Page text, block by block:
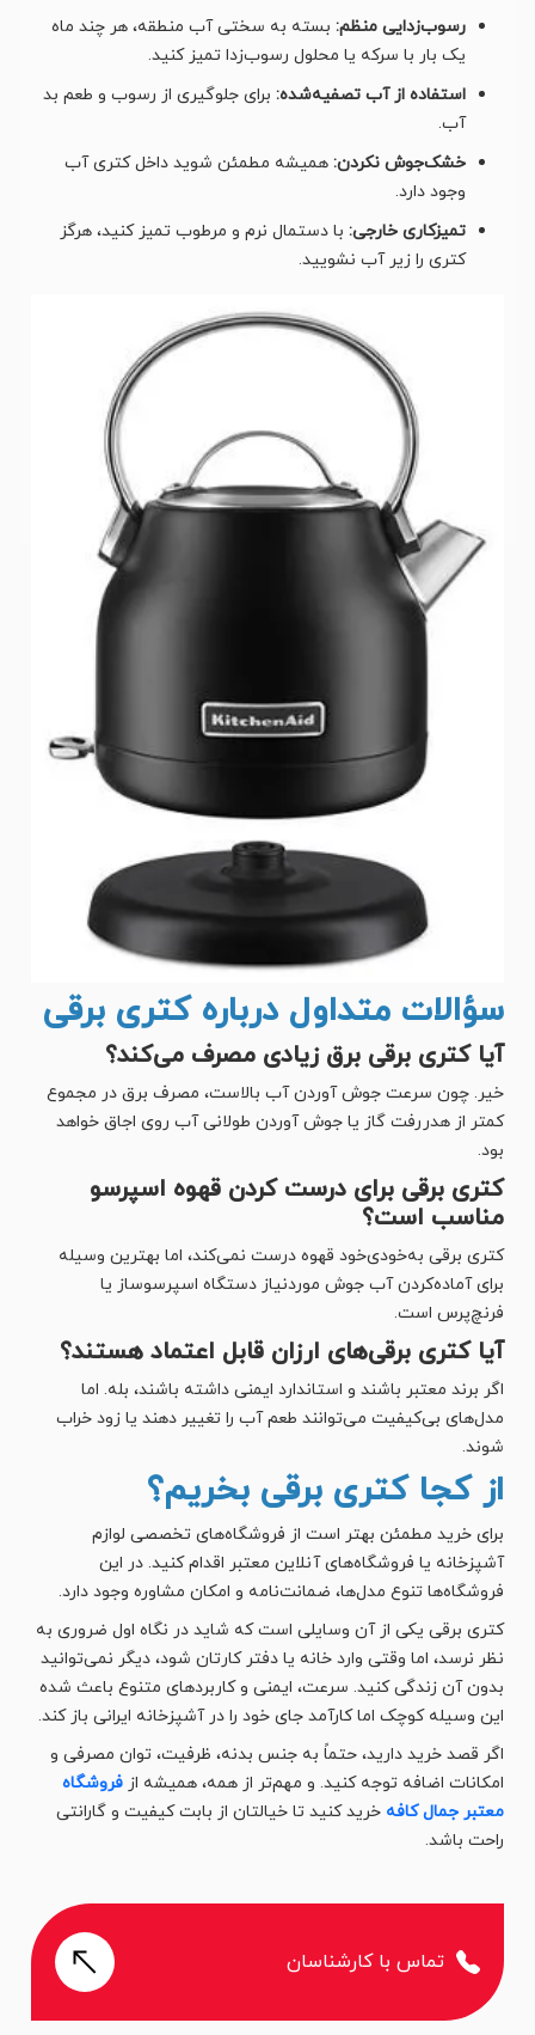
رسوب‌زدایی منظم: بسته به سختی آب منطقه، هر چند ماه
یک بار با سرکه یا محلول رسوب‌زدا تمیز کنید.
استفاده از آب تصفیه‌شده: برای جلوگیری از رسوب و طعم بد
آب.
خشک‌جوش نکردن: همیشه مطمئن شوید داخل کتری آب
وجود دارد.
تمیزکاری خارجی: با دستمال نرم و مرطوب تمیز کنید، هرگز
کتری را زیر آب نشویید.
سؤالات متداول درباره کتری برقی
آیا کتری برقی برق زیادی مصرف می‌کند؟
خیر. چون سرعت جوش آوردن آب بالاست، مصرف برق در مجموع
کمتر از هدررفت گاز یا جوش آوردن طولانی آب روی اجاق خواهد
بود.
کتری برقی برای درست کردن قهوه اسپرسو
مناسب است؟
کتری برقی به‌خودی‌خود قهوه درست نمی‌کند، اما بهترین وسیله
برای آماده‌کردن آب جوش موردنیاز دستگاه اسپرسوساز یا
فرنچ‌پرس است.
آیا کتری برقی‌های ارزان قابل اعتماد هستند؟
اگر برند معتبر باشند و استاندارد ایمنی داشته باشند، بله. اما
مدل‌های بی‌کیفیت می‌توانند طعم آب را تغییر دهند یا زود خراب
شوند.
از کجا کتری برقی بخریم؟
برای خرید مطمئن بهتر است از فروشگاه‌های تخصصی لوازم
آشپزخانه یا فروشگاه‌های آنلاین معتبر اقدام کنید. در این
فروشگاه‌ها تنوع مدل‌ها، ضمانت‌نامه و امکان مشاوره وجود دارد.
کتری برقی یکی از آن وسایلی است که شاید در نگاه اول ضروری به
نظر نرسد، اما وقتی وارد خانه یا دفتر کارتان شود، دیگر نمی‌توانید
بدون آن زندگی کنید. سرعت، ایمنی و کاربردهای متنوع باعث شده
این وسیله کوچک اما کارآمد جای خود را در آشپزخانه ایرانی باز کند.
اگر قصد خرید دارید، حتماً به جنس بدنه، ظرفیت، توان مصرفی و
امکانات اضافه توجه کنید. و مهم‌تر از همه، همیشه از فروشگاه‌
معتبر جمال کافه خرید کنید تا خیالتان از بابت کیفیت و گارانتی
راحت باشد.
تماس با کارشناسان